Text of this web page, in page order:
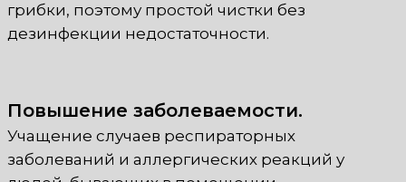
грибки, поэтому простой чистки без
дезинфекции недостаточности.
Повышение заболеваемости.
Учащение случаев респираторных
заболеваний и аллергических реакций у